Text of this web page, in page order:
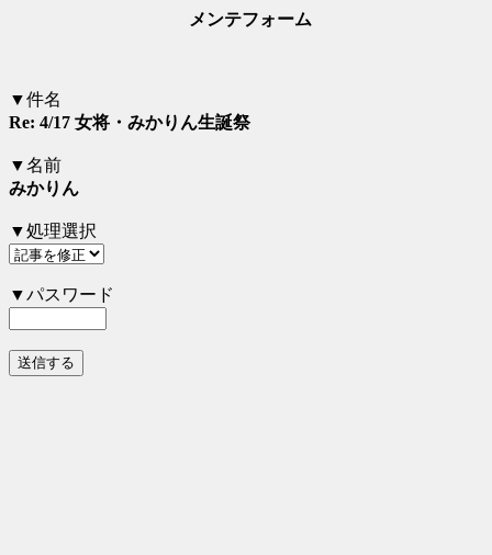
メンテフォーム
▼件名
Re: 4/17 女将・みかりん生誕祭
▼名前
みかりん
▼処理選択
▼パスワード